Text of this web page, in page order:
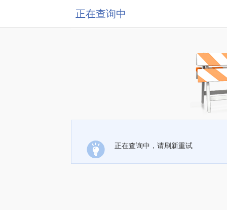
正在查询中
正在查询中，请刷新重试